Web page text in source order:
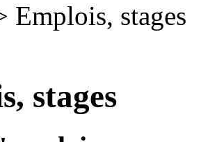
Emplois, stages
stages